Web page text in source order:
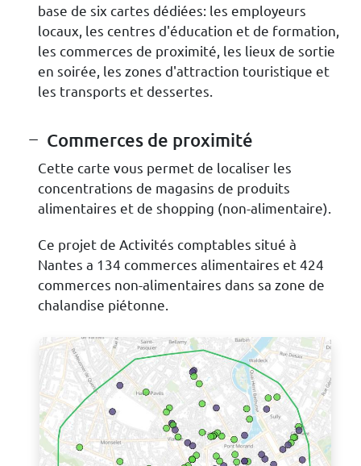
base de six cartes dédiées: les employeurs
locaux, les centres d'éducation et de formation,
les commerces de proximité, les lieux de sortie
en soirée, les zones d'attraction touristique et
les transports et dessertes.
Commerces de proximité
Cette carte vous permet de localiser les
concentrations de magasins de produits
alimentaires et de shopping (non-alimentaire).
Ce projet de Activités comptables situé à
Nantes a 134 commerces alimentaires et 424
commerces non-alimentaires dans sa zone de
chalandise piétonne.